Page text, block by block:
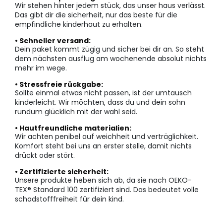
Wir stehen hinter jedem stück, das unser haus verlässt.
Das gibt dir die sicherheit, nur das beste für die
empfindliche kinderhaut zu erhalten.
• Schneller versand:
Dein paket kommt zügig und sicher bei dir an. So steht
dem nächsten ausflug am wochenende absolut nichts
mehr im wege.
• Stressfreie rückgabe:
Sollte einmal etwas nicht passen, ist der umtausch
kinderleicht. Wir möchten, dass du und dein sohn
rundum glücklich mit der wahl seid.
• Hautfreundliche materialien:
Wir achten penibel auf weichheit und verträglichkeit.
Komfort steht bei uns an erster stelle, damit nichts
drückt oder stört.
• Zertifizierte sicherheit:
Unsere produkte heben sich ab, da sie nach OEKO-
TEX® Standard 100 zertifiziert sind. Das bedeutet volle
schadstofffreiheit für dein kind.